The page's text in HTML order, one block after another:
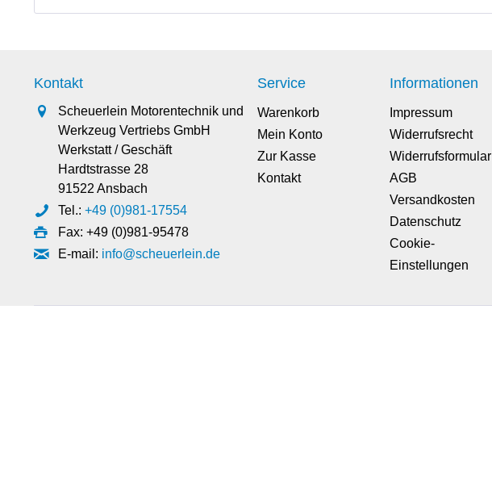
Kontakt
Scheuerlein Motorentechnik und
Werkzeug Vertriebs GmbH
Werkstatt / Geschäft
Hardtstrasse 28
91522 Ansbach
Tel.: +49 (0)981-17554
Fax: +49 (0)981-95478
E-mail: info@scheuerlein.de
Service
Warenkorb
Mein Konto
Zur Kasse
Kontakt
Informationen
Impressum
Widerrufsrecht
Widerrufsformular
AGB
Versandkosten
Datenschutz
Cookie-
Einstellungen